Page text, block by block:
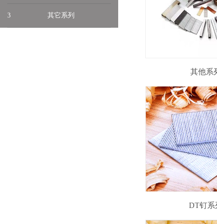
3 其它系列
其他系
DT钉系